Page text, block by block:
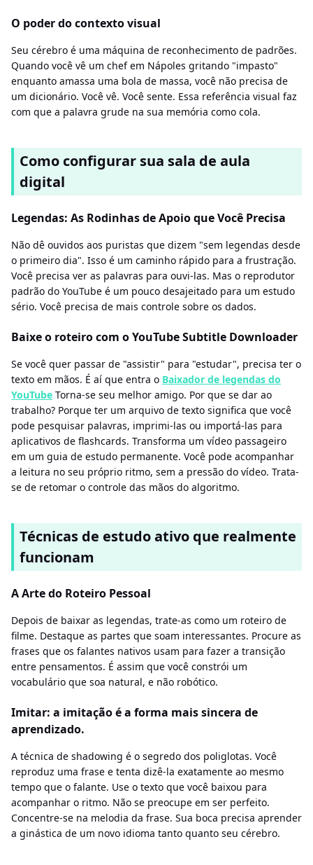
O poder do contexto visual
Seu cérebro é uma máquina de reconhecimento de padrões.
Quando você vê um chef em Nápoles gritando "impasto"
enquanto amassa uma bola de massa, você não precisa de
um dicionário. Você vê. Você sente. Essa referência visual faz
com que a palavra grude na sua memória como cola.
Como configurar sua sala de aula
digital
Legendas: As Rodinhas de Apoio que Você Precisa
Não dê ouvidos aos puristas que dizem "sem legendas desde
o primeiro dia". Isso é um caminho rápido para a frustração.
Você precisa ver as palavras para ouvi-las. Mas o reprodutor
padrão do YouTube é um pouco desajeitado para um estudo
sério. Você precisa de mais controle sobre os dados.
Baixe o roteiro com o YouTube Subtitle Downloader
Se você quer passar de "assistir" para "estudar", precisa ter o
texto em mãos. É aí que entra o Baixador de legendas do
YouTube Torna-se seu melhor amigo. Por que se dar ao
trabalho? Porque ter um arquivo de texto significa que você
pode pesquisar palavras, imprimi-las ou importá-las para
aplicativos de flashcards. Transforma um vídeo passageiro
em um guia de estudo permanente. Você pode acompanhar
a leitura no seu próprio ritmo, sem a pressão do vídeo. Trata-
se de retomar o controle das mãos do algoritmo.
Técnicas de estudo ativo que realmente
funcionam
A Arte do Roteiro Pessoal
Depois de baixar as legendas, trate-as como um roteiro de
filme. Destaque as partes que soam interessantes. Procure as
frases que os falantes nativos usam para fazer a transição
entre pensamentos. É assim que você constrói um
vocabulário que soa natural, e não robótico.
Imitar: a imitação é a forma mais sincera de
aprendizado.
A técnica de shadowing é o segredo dos poliglotas. Você
reproduz uma frase e tenta dizê-la exatamente ao mesmo
tempo que o falante. Use o texto que você baixou para
acompanhar o ritmo. Não se preocupe em ser perfeito.
Concentre-se na melodia da frase. Sua boca precisa aprender
a ginástica de um novo idioma tanto quanto seu cérebro.